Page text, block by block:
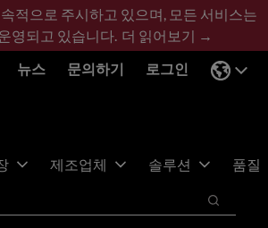
적으로 주시하고 있으며, 모든 서비스는
영되고 있습니다. 더 읽어보기 →
뉴스
문의하기 로그인
제조업체 솔루션
품질
검색